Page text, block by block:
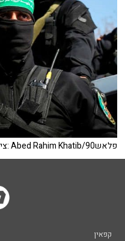
צילום: Abed Rahim Khatib/פלאש90
קפאין